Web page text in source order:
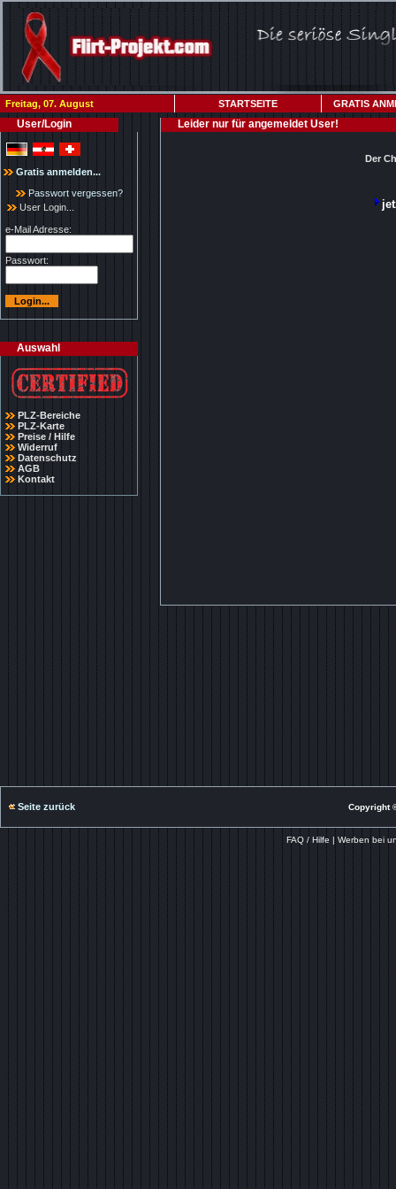
Freitag, 07. August STARTSEITE GRATIS
User/Login
Gratis anmelden...
Passwort vergessen?
User Login...
e-Mail Adresse:
Passwort:
Auswahl
PLZ-Bereiche
PLZ-Karte
Preise / Hilfe
Widerruf
Datenschutz
AGB
Kontakt
Leider nur für angemeldet User!
Der
Seite zurück Copyright
FAQ / Hilfe |Werben bei